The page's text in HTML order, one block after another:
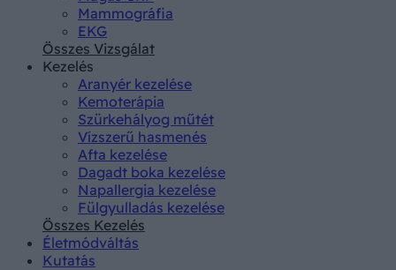
Mammográfia
EKG
Összes Vizsgálat
Kezelés
Aranyér kezelése
Kemoterápia
Szürkehályog műtét
Vízszerű hasmenés
Afta kezelése
Dagadt boka kezelése
Napallergia kezelése
Fülgyulladás kezelése
Összes Kezelés
Életmódváltás
Kutatás